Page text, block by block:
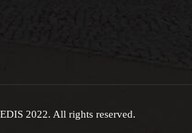
2022. All rights reserved.